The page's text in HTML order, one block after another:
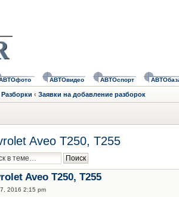
АВТОвидео АВТОспорт
Разборки ‹ Заявки на добавление разборок
Aveo T250, T255
Aveo T250, T255
2016 2:15 pm